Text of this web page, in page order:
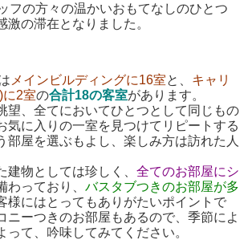
フの方々の温かいおもてなしのひとつ
激の滞在となりました。
メインビルディングに16室と、 キャリ
に2室の合計18の客室があります。
望、全てにおいてひとつとして同じもの
気に入りの一室を見つけてリピートする
部屋を選ぶもよし、楽しみ方は訪れた人
建物としては珍しく、 全てのお部屋にシ
わっており、 バスタブつきのお部屋が多
様にはとってもありがたいポイントで
ニーつきのお部屋もあるので、季節によ
って、吟味してみてください。